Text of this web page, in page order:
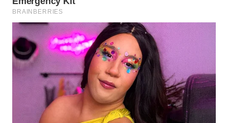
WN
BINJAI
WN
CIREBON
WN
INDRAMAYU
WN